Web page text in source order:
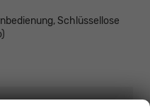
Schlüssellose